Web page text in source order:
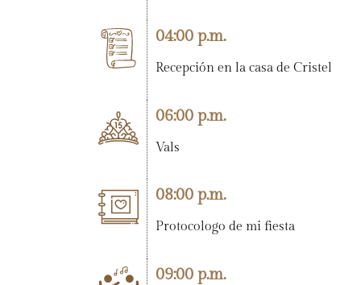
04:00 p.m.
Recepción en la casa de Cristel
06:00 p.m.
Vals
08:00 p.m.
Protocologo de mi fiesta
09:00 p.m.